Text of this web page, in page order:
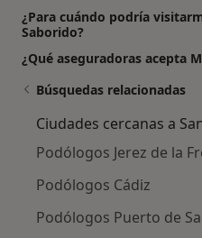
¿Para cuándo podría
Saborido?
¿Qué aseguradoras acepta
Búsquedas relacionadas
Ciudades cercanas a
Podólogos Jerez de la
Podólogos Cádiz
Podólogos Puerto de